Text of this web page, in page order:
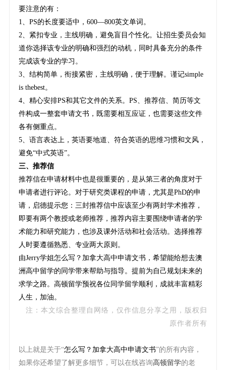
要注意的有：
1、PS的长度要适中，600—800英文单词。
2、紧扣专业，主线明确，避免盲目个性化。让招生委员会知
道你选择该专业的明确和强烈的动机，同时具备充分的条件
完成该专业的学习。
3、结构简单，衔接紧密，主线明确，便于理解。谨记simple
is thebest。
4、精心安排PS和其它文件的关系。PS、推荐信、简历等文
件构成一整套申请文书，既需要相互应证，也需要这些文件
各有侧重点。
5、语言表达上，英语要地道、符合英语的思维习惯和文风，
避免“中式英语”。
三、推荐信
推荐信在申请材料中也是很重要的，是从第三者的角度对于
申请者进行评论。对于研究类课程的申请，尤其是PhD的申
请，启德提示您：三封推荐信中应该至少有两封学术推荐，
即要有两个教授或老师推荐，推荐内容主要围绕申请者的学
术能力和研究能力，也涉及课外活动和社会活动。选择推荐
人时要遵循熟悉、专业两大原则。
由Jerry学姐怎么写？加拿大高中申请文书，希望能给想去澳
洲高中留学的同学带来帮助与指导。提前为自己规划未来的
求学之路。高顿留学预祝各位同学留学顺利，成就丰富精彩
人生，加油。
注：本文综合整理自网络，仅作信息分享之用，版权归
原作者所有
以上就是关于“怎么写？加拿大高中申请文书”的所有内容，
如果你还希望了解更多细节，可以在线咨询高顿留学的老